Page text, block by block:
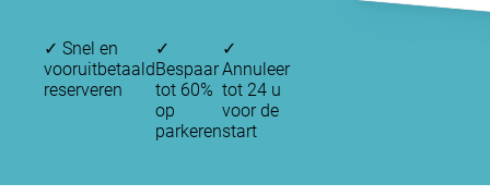
✓ Snel en
vooruitbetaald
reserveren
✓
Bespaar
tot 60%
op
parkeren
✓
Annuleer
tot 24 u
voor de
start